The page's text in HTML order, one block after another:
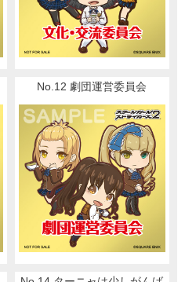
No.12 劇団運営委員会